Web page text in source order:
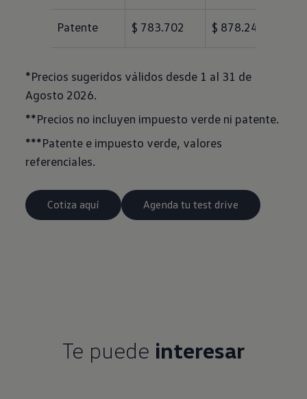
Patente $ 783.702 $ 878.240
*Precios sugeridos válidos desde 1 al 31 de
Agosto 2026.
**Precios no incluyen impuesto verde ni patente.
***Patente e impuesto verde, valores
referenciales.
Cotiza aquí Agenda tu test drive
Te puede interesar